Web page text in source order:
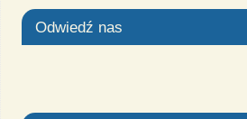
Odwiedź nas